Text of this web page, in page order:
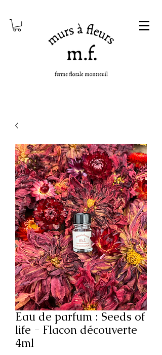
Eau de parfum : Seeds of
life - Flacon découverte
4ml